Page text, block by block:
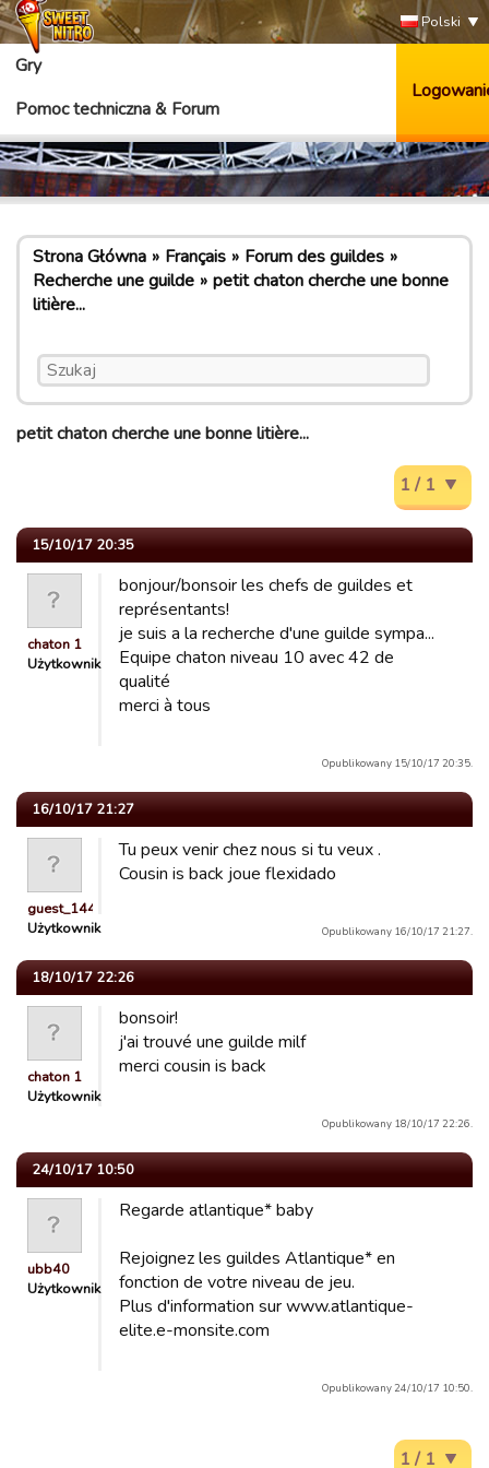
Polski
Gry
Pomoc techniczna & Forum
Strona Główna Français
Forum des guildes
Recherche une guilde
petit chaton cherche une bonne
litière...
petit chaton cherche une bonne litière...
1 / 1
15/10/17 20:35
chaton 1
Użytkownik
bonjour/bonsoir les chefs de guildes et
représentants!
je suis a la recherche d'une guilde sympa...
Equipe chaton niveau 10 avec 42 de
qualité
merci à tous
Opublikowany 15/10/17 20:35.
16/10/17 21:27
guest_1444760807585
Użytkownik
Tu peux venir chez nous si tu veux .
Cousin is back joue flexidado
Opublikowany 16/10/17 21:27.
18/10/17 22:26
chaton 1
Użytkownik
bonsoir!
j'ai trouvé une guilde milf
merci cousin is back
Opublikowany 18/10/17 22:26.
24/10/17 10:50
ubb40
Użytkownik
Regarde atlantique* baby
Rejoignez les guildes Atlantique* en
fonction de votre niveau de jeu.
Plus d'information sur www.atlantique-
elite.e-monsite.com
Opublikowany 24/10/17 10:50.
1 / 1